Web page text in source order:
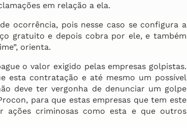
em relação a ela.
ocorrência, pois nesse caso se configura a
gratuito e depois cobra por ele, e também
orienta.
o valor exigido pelas empresas golpistas.
esta contratação e até mesmo um possível
deve ter vergonha de denunciar um golpe
para que estas empresas que tem este
ações criminosas como esta e que outros